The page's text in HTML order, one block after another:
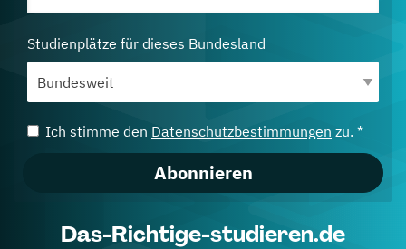
Studienplätze für dieses Bundesland
Ich stimme den Datenschutzbestimmungen zu. *
Abonnieren
Das-Richtige-studieren.de